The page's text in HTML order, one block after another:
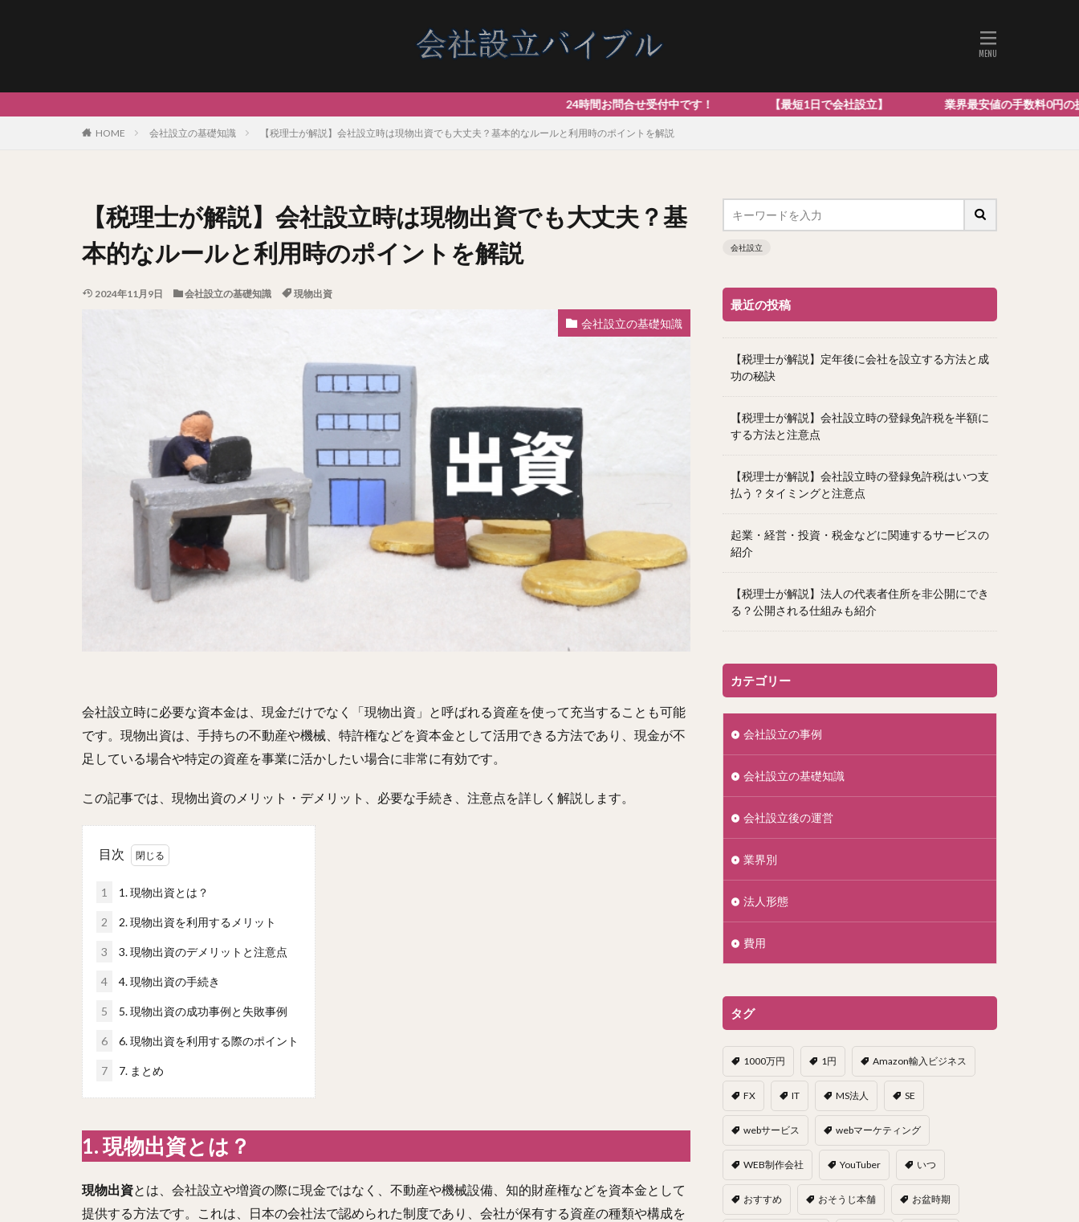
24時間お問合せ受付中です！ 【最短1日で会社設立】 業界最安値の手数料0円の提案型の会社設立
HOME 会社設立の基礎知識 【税理士が解説】会社設立時は現物出資でも大丈夫？基本的なルールと利用時のポイントを解説
【税理士が解説】会社設立時は現物出資でも大丈夫？基
本的なルールと利用時のポイントを解説
2024年11月9日 会社設立の基礎知識 現物出資
会社設立の基礎知識
会社設立時に必要な資本金は、現金だけでなく「現物出資」と呼ばれる資産を使って充当することも可能
です。現物出資は、手持ちの不動産や機械、特許権などを資本金として活用できる方法であり、現金が不
足している場合や特定の資産を事業に活かしたい場合に非常に有効です。
この記事では、現物出資のメリット・デメリット、必要な手続き、注意点を詳しく解説します。
目次
1 1. 現物出資とは？
2 2. 現物出資を利用するメリット
3 3. 現物出資のデメリットと注意点
4 4. 現物出資の手続き
5 5. 現物出資の成功事例と失敗事例
6 6. 現物出資を利用する際のポイント
7 7. まとめ
1. 現物出資とは？
現物出資とは、会社設立や増資の際に現金ではなく、不動産や機械設備、知的財産権などを資本金として
提供する方法です。これは、日本の会社法で認められた制度であり、会社が保有する資産の種類や構成を
会社設立
最近の投稿
【税理士が解説】定年後に会社を設立する方法と成
功の秘訣
【税理士が解説】会社設立時の登録免許税を半額に
する方法と注意点
【税理士が解説】会社設立時の登録免許税はいつ支
払う？タイミングと注意点
起業・経営・投資・税金などに関連するサービスの
紹介
【税理士が解説】法人の代表者住所を非公開にでき
る？公開される仕組みも紹介
カテゴリー
会社設立の事例
会社設立の基礎知識
会社設立後の運営
業界別
法人形態
費用
タグ
1000万円 1円 Amazon輸入ビジネス
FX IT MS法人 SE
webサービス webマーケティング
WEB制作会社 YouTuber いつ
おすすめ おそうじ本舗 お盆時期